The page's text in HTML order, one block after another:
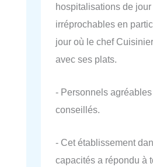
hospitalisations de jour
irréprochables en
jour où le chef
avec ses plats.
- Personnels
conseillés.
- Cet établissement
capacités a répondu à